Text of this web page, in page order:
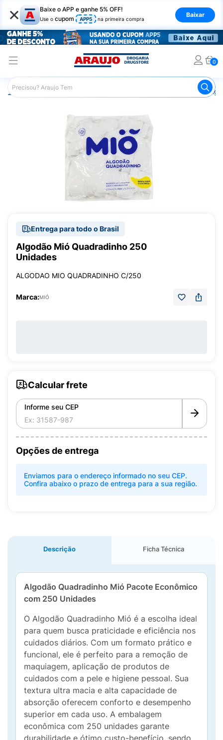
× Baixe o APP e ganhe 5% OFF!
Use o cupom APP5 na primeira compra
Baixar
0
Araujo Maquiagem
Entrega para todo o Brasil
Algodão Mió Quadradinho 250
Unidades
ALGODAO MIO QUADRADINHO C/250
Marca:MIÓ
Calcular frete
Informe seu CEP
Opções de entrega
Enviamos para o endereço informado no seu CEP.
Confira abaixo o prazo de entrega para a sua região.
Descrição Ficha Técnica
Algodão Quadradinho Mió Pacote Econômico
com 250 Unidades
O Algodão Quadradinho Mió é a escolha ideal
para quem busca praticidade e eficiência nos
cuidados diários. Com um formato prático e
funcional, ele é perfeito para a remoção de
maquiagem, aplicação de produtos de
cuidados com a pele e higiene pessoal. Sua
textura ultra macia e alta capacidade de
absorção oferecem conforto e desempenho
superior em cada uso. A embalagem
econômica com 250 unidades garante
durabilidade e ótimo custo-benefício, sendo